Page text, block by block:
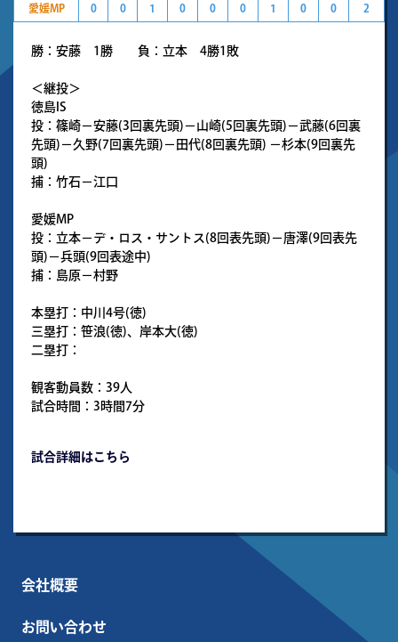
愛媛MP 0 0 1 0 0 0 1 0 0 2
勝：安藤 1勝 負：立本 4勝1敗
＜継投＞
徳島IS
投：篠崎－安藤(3回裏先頭)－山崎(5回裏先頭)－武藤(6回裏
先頭)－久野(7回裏先頭)－田代(8回裏先頭) －杉本(9回裏先
頭)
捕：竹石－江口
愛媛MP
投：立本－デ・ロス・サントス(8回表先頭)－唐澤(9回表先
頭)－兵頭(9回表途中)
捕：島原－村野
本塁打：中川4号(徳)
三塁打：笹浪(徳)、岸本大(徳)
二塁打：
観客動員数：39人
試合時間：3時間7分
試合詳細はこちら
会社概要
お問い合わせ